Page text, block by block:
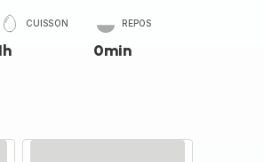
CUISSON REPOS
0min